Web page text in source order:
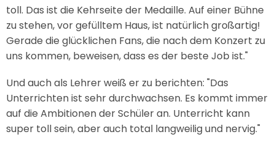
toll. Das ist die Kehrseite der Medaille. Auf einer Bühne
zu stehen, vor gefülltem Haus, ist natürlich großartig!
Gerade die glücklichen Fans, die nach dem Konzert zu
uns kommen, beweisen, dass es der beste Job ist."
Und auch als Lehrer weiß er zu berichten: "Das
Unterrichten ist sehr durchwachsen. Es kommt immer
auf die Ambitionen der Schüler an. Unterricht kann
super toll sein, aber auch total langweilig und nervig."